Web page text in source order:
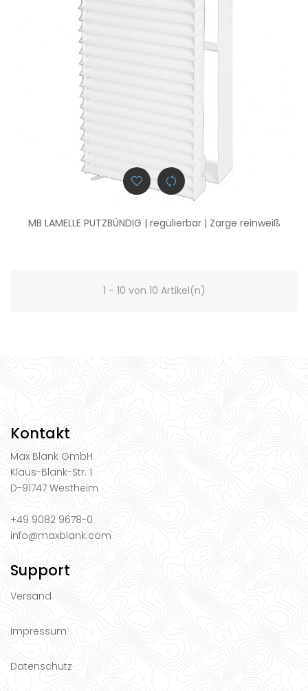
MB LAMELLE PUTZBÜNDIG | regulierbar | Zarge reinweiß
1 - 10 von 10 Artikel(n)
Kontakt
Max Blank GmbH
Klaus-Blank-Str. 1
D-91747 Westheim
+49 9082 9678-0
info@maxblank.com
Support
Versand
Impressum
Datenschutz